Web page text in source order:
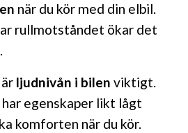
när du kör med din elbil.
rullmotståndet ökar det
ljudnivån i bilen viktigt.
egenskaper likt lågt
komforten när du kör.